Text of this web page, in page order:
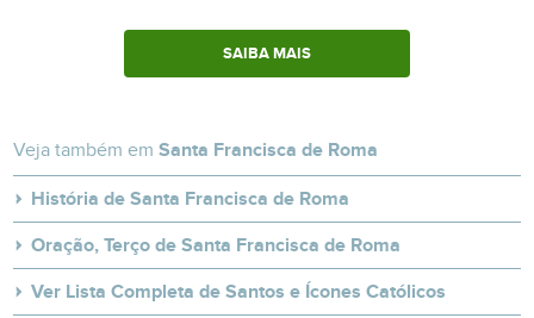
SAIBA MAIS
Veja também emSanta Francisca de Roma
História de Santa Francisca de Roma
Oração, Terço de Santa Francisca de Roma
Ver Lista Completa de Santos e Ícones Católicos